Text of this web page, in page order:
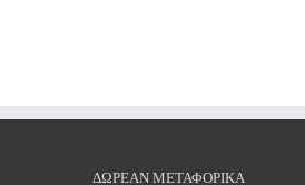
ΔΩΡΕΑΝ ΜΕΤΑΦΟΡΙΚΑ